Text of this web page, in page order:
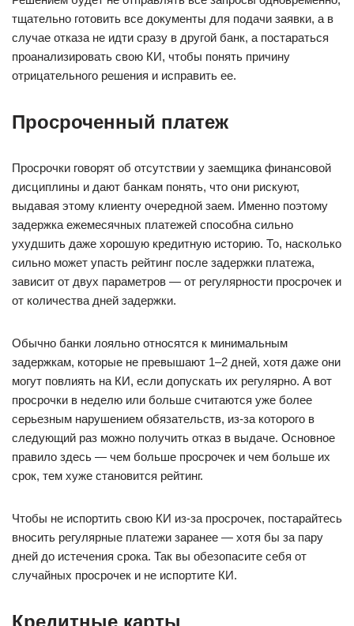
тщательно готовить все документы для подачи заявки, а в
случае отказа не идти сразу в другой банк, а постараться
проанализировать свою КИ, чтобы понять причину
отрицательного решения и исправить ее.
Просроченный платеж
Просрочки говорят об отсутствии у заемщика финансовой
дисциплины и дают банкам понять, что они рискуют,
выдавая этому клиенту очередной заем. Именно поэтому
задержка ежемесячных платежей способна сильно
ухудшить даже хорошую кредитную историю. То, насколько
сильно может упасть рейтинг после задержки платежа,
зависит от двух параметров — от регулярности просрочек и
от количества дней задержки.
Обычно банки лояльно относятся к минимальным
задержкам, которые не превышают 1–2 дней, хотя даже они
могут повлиять на КИ, если допускать их регулярно. А вот
просрочки в неделю или больше считаются уже более
серьезным нарушением обязательств, из-за которого в
следующий раз можно получить отказ в выдаче. Основное
правило здесь — чем больше просрочек и чем больше их
срок, тем хуже становится рейтинг.
Чтобы не испортить свою КИ из-за просрочек, постарайтесь
вносить регулярные платежи заранее — хотя бы за пару
дней до истечения срока. Так вы обезопасите себя от
случайных просрочек и не испортите КИ.
Кредитные карты